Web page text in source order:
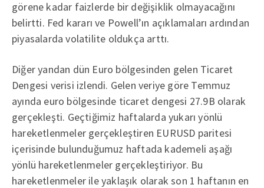
görene kadar faizlerde bir değişiklik olmayacağını
belirtti. Fed kararı ve Powell’ın açıklamaları ardından
piyasalarda volatilite oldukça arttı.
Diğer yandan dün Euro bölgesinden gelen Ticaret
Dengesi verisi izlendi. Gelen veriye göre Temmuz
ayında euro bölgesinde ticaret dengesi 27.9B olarak
gerçekleşti. Geçtiğimiz haftalarda yukarı yönlü
hareketlenmeler gerçekleştiren EURUSD paritesi
içerisinde bulunduğumuz haftada kademeli aşağı
yönlü hareketlenmeler gerçekleştiriyor. Bu
hareketlenmeler ile yaklaşık olarak son 1 haftanın en